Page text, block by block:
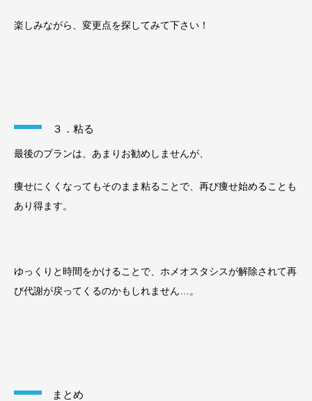
楽しみながら、変更点を探してみて下さい！
３．粘る
最後のプランは、あまりお勧めしませんが、
痩せにくくなってもそのまま粘ることで、再び痩せ始めることも
あり得ます。
ゆっくりと時間をかけることで、ホメオスタシスが解除されて再
び代謝が戻ってくるのかもしれません…。
まとめ